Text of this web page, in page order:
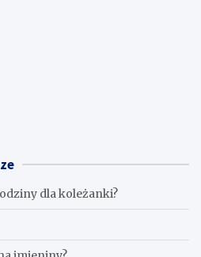
dla koleżanki?